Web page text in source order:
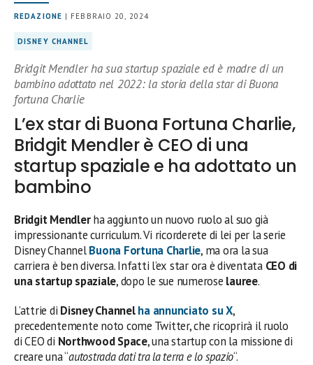
REDAZIONE | FEBBRAIO 20, 2024
DISNEY CHANNEL
Bridgit Mendler ha sua startup spaziale ed è madre di un
bambino adottato nel 2022: la storia della star di Buona
fortuna Charlie
L’ex star di Buona Fortuna Charlie,
Bridgit Mendler è CEO di una
startup spaziale e ha adottato un
bambino
Bridgit Mendlerha aggiunto un nuovo ruolo al suo già
impressionante curriculum. Vi ricorderete di lei per la serie
Disney ChannelBuona Fortuna Charlie, ma ora la sua
carriera è ben diversa. Infatti l’ex star ora è diventata CEO di
una startup spaziale, dopo le sue numerose lauree.
L’attrie di Disney Channel ha annunciato su X,
precedentemente noto come Twitter, che ricoprirà il ruolo
di CEO di Northwood Space, una startup con la missione di
creare una “autostrada dati tra la terra e lo spazio“.